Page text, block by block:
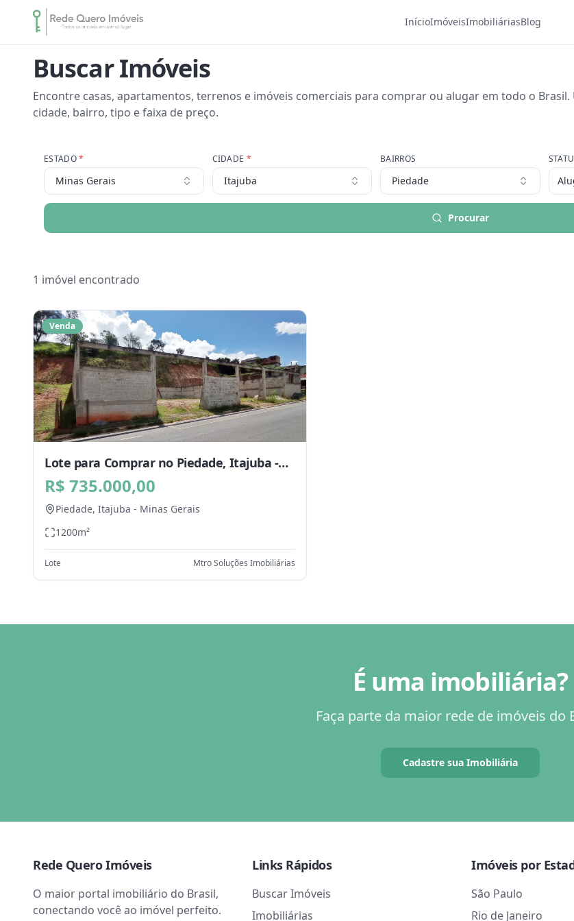
InícioImóveisImobiliáriasBlog
Buscar Imóveis
Encontre casas, apartamentos, terrenos e imóveis comerciais para comprar ou alugar em todo o
cidade, bairro, tipo e faixa de preço.
ESTADO*
Minas Gerais
CIDADE *
Itajuba
BAIRROS
Piedade
Procurar
1 imóvel encontrado
Venda
Lote para Comprar no Piedade, Itajuba -
MG
R$ 735.000,00
Piedade, Itajuba - Minas Gerais
1200m²
Lote Mtro Soluções Imobiliárias
É uma imobiliária?
Faça parte da maior rede de imóveis do
Cadastre sua Imobiliária
Rede Quero Imóveis
O maior portal imobiliário do Brasil,
conectando você ao imóvel perfeito.
Links Rápidos
Buscar Imóveis
Imobiliárias
Imóveis por
São Paulo
Rio de Janeiro